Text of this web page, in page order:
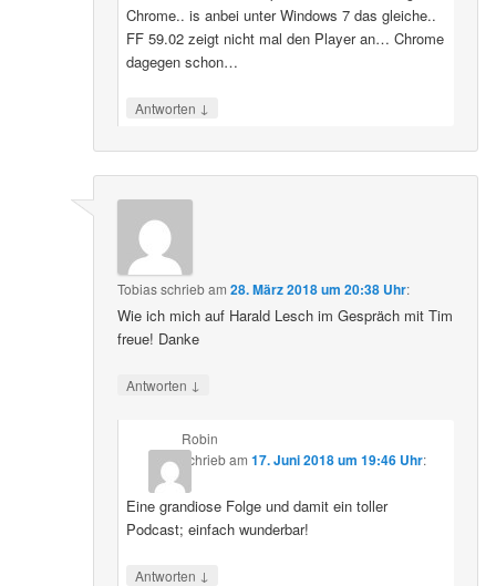
Chrome.. is anbei unter Windows 7 das gleiche..
FF 59.02 zeigt nicht mal den Player an… Chrome
dagegen schon…
Antworten ↓
Tobiasschriebam28. März 2018 um 20:38 Uhr:
Wie ich mich auf Harald Lesch im Gespräch mit Tim
freue! Danke
Antworten ↓
Robin
schriebam 17. Juni 2018 um 19:46 Uhr:
Eine grandiose Folge und damit ein toller
Podcast; einfach wunderbar!
Antworten ↓